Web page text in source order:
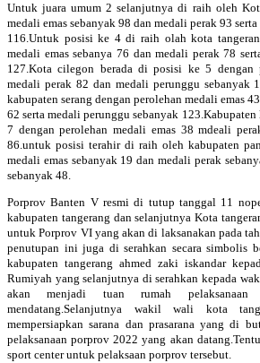
Untuk juara umum 2 selanjutnya di raih oleh
medali emas sebanyak 98 dan medali perak 93
116.Untuk posisi ke 4 di raih olah kota
medali emas sebanya 76 dan medali perak 78
127.Kota cilegon berada di posisi ke 5 dengan
medali perak 82 dan medali perunggu sebanyak
kabupaten serang dengan perolehan medali emas
62 serta medali perunggu sebanyak
7 dengan perolehan medali emas 38 mdeali
86.untuk posisi terahir di raih oleh kabupaten
medali emas sebanyak 19 dan medali perak
sebanyak 48.
Porprov Banten V resmi di tutup tanggal 11
kabupaten tangerang dan selanjutnya Kota
untuk Porprov VI yang akan di laksanakan pada
penutupan ini juga di serahkan secara simbolis
kabupaten tangerang ahmed zaki iskandar
Rumiyah yang selanjutnya di serahkan kepada
akan menjadi tuan rumah
mendatang.Selanjutnya wakil wali kota
mempersiapkan sarana dan prasarana yang di
pelaksanaan porprov 2022 yang akan
sport center untuk pelaksaan porprov tersebut.